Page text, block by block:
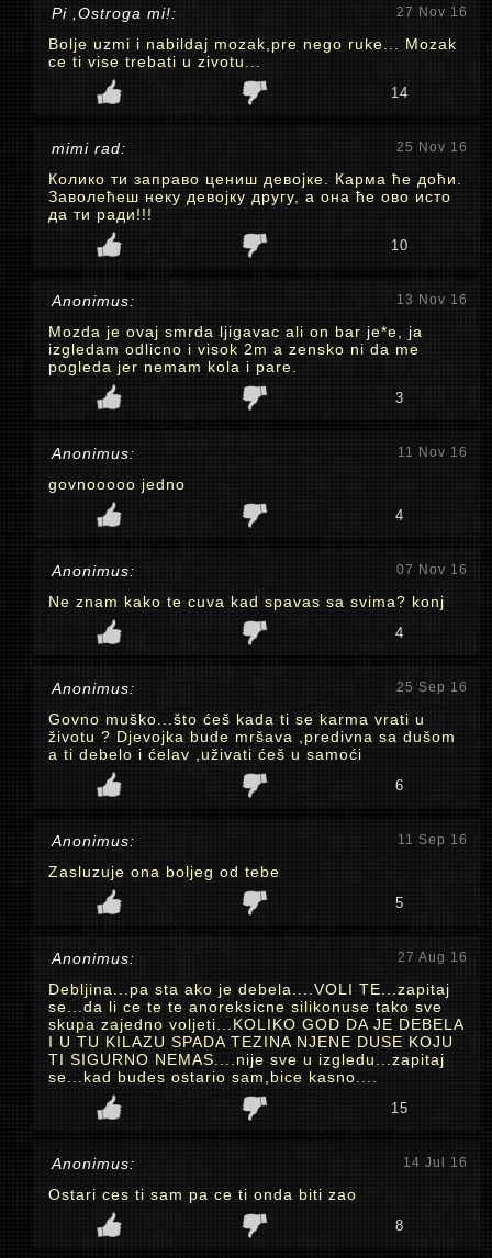
Pi ,Ostroga mi!: 27 Nov 16
Bolje uzmi i nabildaj mozak,pre nego ruke... Mozak
ce ti vise trebati u zivotu...
14
mimi rad: 25 Nov 16
Колико ти заправо цениш девојке. Карма ће доћи.
Заволећеш неку девојку другу, а она ће ово исто
да ти ради!!!
10
Anonimus: 13 Nov 16
Mozda je ovaj smrda ljigavac ali on bar je*e, ja
izgledam odlicno i visok 2m a zensko ni da me
pogleda jer nemam kola i pare.
3
Anonimus: 11 Nov 16
govnooooo jedno
4
Anonimus: 07 Nov 16
Ne znam kako te cuva kad spavas sa svima? konj
4
Anonimus: 25 Sep 16
Govno muško...što ćeš kada ti se karma vrati u
životu ? Djevojka bude mršava ,predivna sa dušom
a ti debelo i ćelav ,uživati ćeš u samoći
6
Anonimus: 11 Sep 16
Zasluzuje ona boljeg od tebe
5
Anonimus: 27 Aug 16
Debljina...pa sta ako je debela....VOLI TE...zapitaj
se...da li ce te te anoreksicne silikonuse tako sve
skupa zajedno voljeti...KOLIKO GOD DA JE DEBELA
I U TU KILAZU SPADA TEZINA NJENE DUSE KOJU
TI SIGURNO NEMAS....nije sve u izgledu...zapitaj
se...kad budes ostario sam,bice kasno....
15
Anonimus: 14 Jul 16
Ostari ces ti sam pa ce ti onda biti zao
8